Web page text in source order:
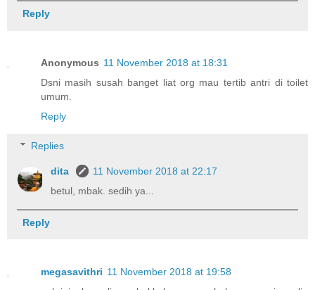
Reply
Anonymous 11 November 2018 at 18:31
Dsni masih susah banget liat org mau tertib antri di toilet
umum.
Reply
Replies
dita
11 November 2018 at 22:17
betul, mbak. sedih ya...
Reply
megasavithri 11 November 2018 at 19:58